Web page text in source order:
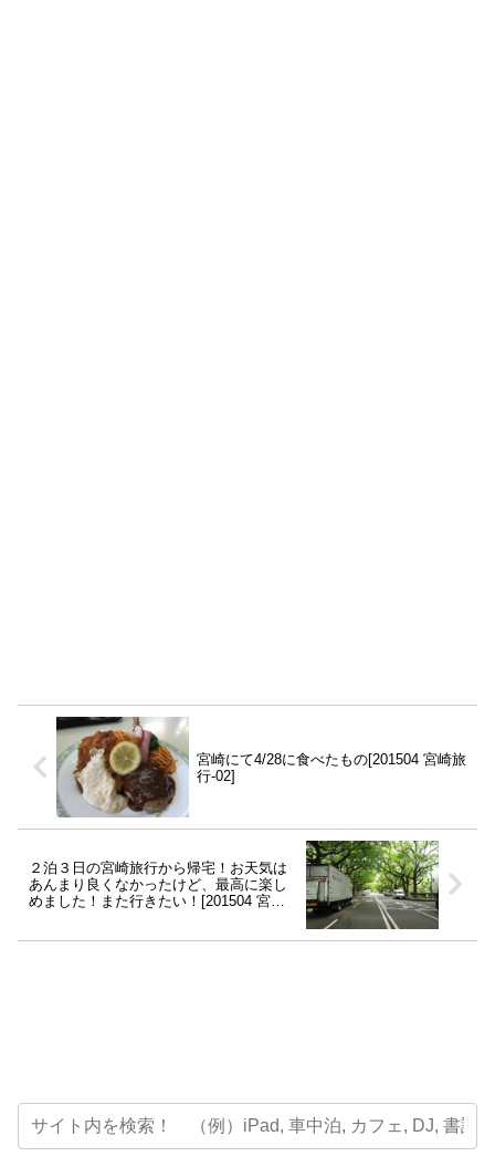
宮崎にて4/28に食べたもの[201504 宮崎旅
行-02]
２泊３日の宮崎旅行から帰宅！お天気は
あんまり良くなかったけど、最高に楽し
めました！また行きたい！[201504 宮崎